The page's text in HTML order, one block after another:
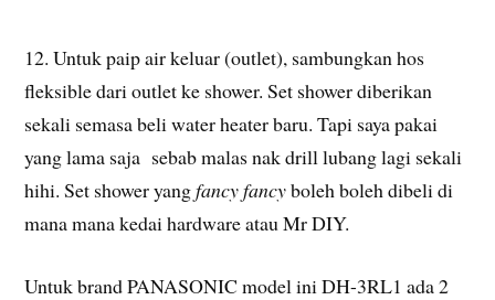
12. Untuk paip air keluar (outlet), sambungkan hos
fleksible dari outlet ke shower. Set shower diberikan
sekali semasa beli water heater baru. Tapi saya pakai
yang lama saja sebab malas nak drill lubang lagi sekali
hihi. Set shower yangfancy fancyboleh boleh dibeli di
mana mana kedai hardware atau Mr DIY.
Untuk brand PANASONIC model ini DH-3RL1 ada 2